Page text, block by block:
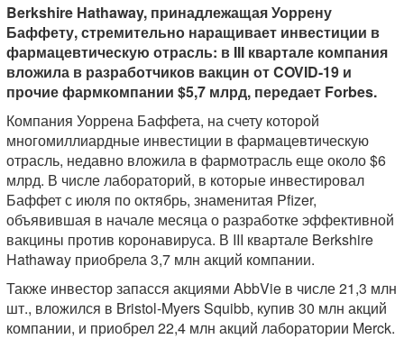
Berkshire Hathaway, принадлежащая Уоррену
Баффету, стремительно наращивает инвестиции в
фармацевтическую отрасль: в III квартале компания
вложила в разработчиков вакцин от COVID-19 и
прочие фармкомпании $5,7 млрд, передает Forbes.
Компания Уоррена Баффета, на счету которой
многомиллиардные инвестиции в фармацевтическую
отрасль, недавно вложила в фармотрасль еще около $6
млрд. В числе лабораторий, в которые инвестировал
Баффет с июля по октябрь, знаменитая Pfizer,
объявившая в начале месяца о разработке эффективной
вакцины против коронавируса. В III квартале Berkshire
Hathaway приобрела 3,7 млн акций компании.
Также инвестор запасся акциями AbbVie в числе 21,3 млн
шт., вложился в Bristol-Myers Squibb, купив 30 млн акций
компании, и приобрел 22,4 млн акций лаборатории Merck.